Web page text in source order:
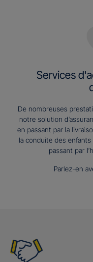
Services
De nombreuses
notre solution
en passant par la
la conduite des enfants
passant par
Parlez-en